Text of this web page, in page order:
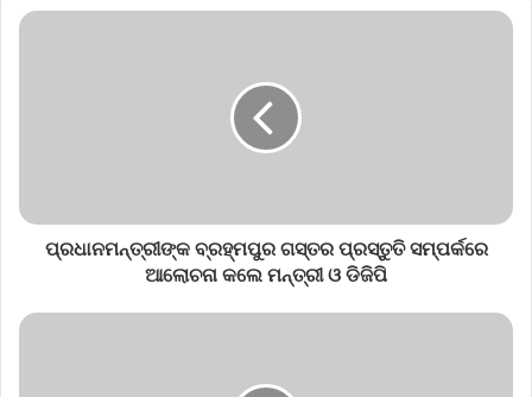
ପ୍ରଧାନମନ୍ତ୍ରୀଙ୍କ ବ୍ରହ୍ମପୁର ଗସ୍ତର ପ୍ରସ୍ତୁତି ସମ୍ପର୍କରେ
ଆଲୋଚନା କଲେ ମନ୍ତ୍ରୀ ଓ ଡିଜିପି